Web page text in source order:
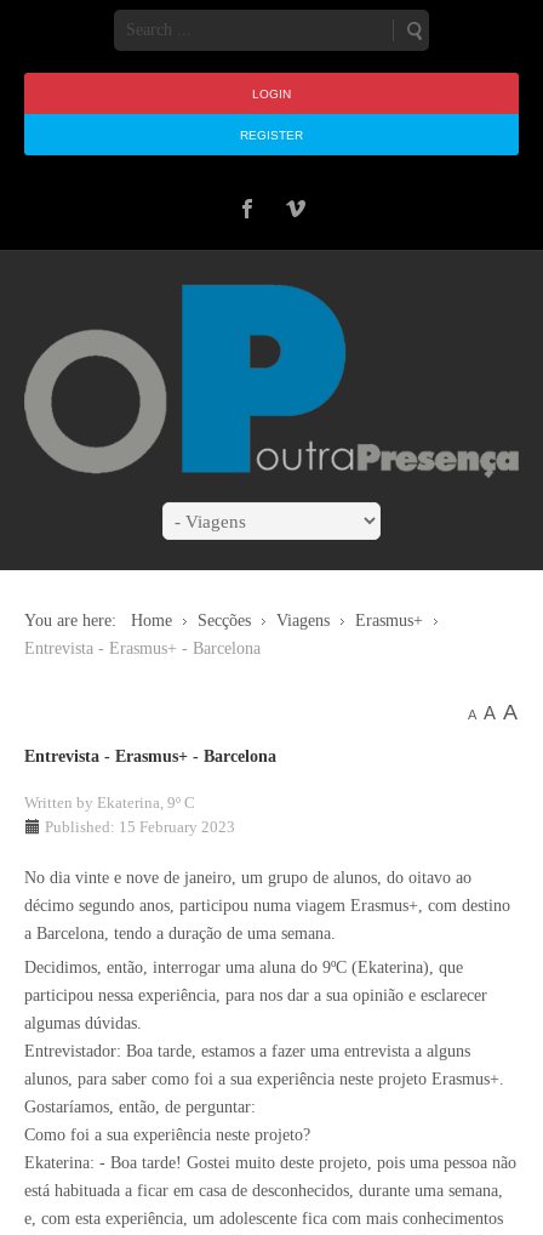
LOGIN
REGISTER
You are here: Home Secções Viagens
Erasmus+
Entrevista - Erasmus+ - Barcelona
A A A
Entrevista - Erasmus+ - Barcelona
Written by Ekaterina, 9º C
Published: 15 February 2023
No dia vinte e nove de janeiro, um grupo de alunos, do oitavo ao
décimo segundo anos, participou numa viagem Erasmus+, com destino
a Barcelona, tendo a duração de uma semana.
Decidimos, então, interrogar uma aluna do 9ºC (Ekaterina), que
participou nessa experiência, para nos dar a sua opinião e esclarecer
algumas dúvidas.
Entrevistador: Boa tarde, estamos a fazer uma entrevista a alguns
alunos, para saber como foi a sua experiência neste projeto Erasmus+.
Gostaríamos, então, de perguntar:
Como foi a sua experiência neste projeto?
Ekaterina: - Boa tarde! Gostei muito deste projeto, pois uma pessoa não
está habituada a ficar em casa de desconhecidos, durante uma semana,
e, com esta experiência, um adolescente fica com mais conhecimentos